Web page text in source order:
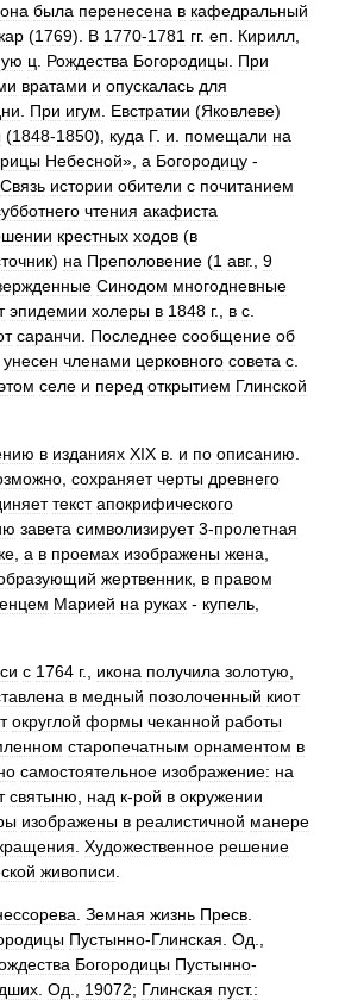
она была перенесена в кафедральный
(1769). В 1770-1781 гг. еп Кирилл
ц Рождества Богородицы При
вратами и опускалась для
При игум Евстратии (Яковлеве)
(1848-1850), куда Г. и помещали на
Небесной», а Богородицу -
Связь истории обители с почитанием
чтения акафиста
крестных ходов (в
) на Преполовение (1 авг., 9
Синодом многодневные
эпидемии холеры в 1848 г., в с
саранчи Последнее сообщение об
унесен членами церковного совета с
селе и перед открытием Глинской
в изданиях XIX в и по описанию
сохраняет черты древнего
текст апокрифического
завета символизирует 3-пролетная
а в проемах изображены жена
жертвенник в правом
Марией на руках - купель
с 1764 г., икона получила золотую
в медный позолоченный киот
округлой формы чеканной работы
старопечатным орнаментом в
самостоятельное изображение: на
святыню над к-рой в окружении
изображены в реалистичной манере
Художественное решение
живописи
Земная жизнь Пресв
Пустынно-Глинская Од
Богородицы Пустынно-
Од 19072; Глинская пуст.: